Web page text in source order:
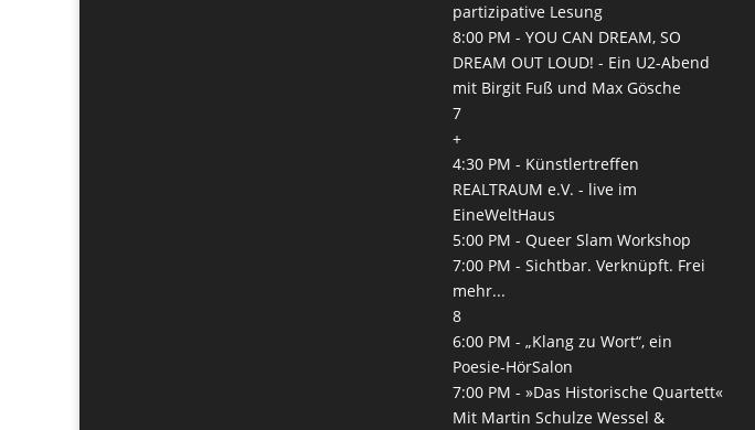
partizipative Lesung
8:00 PM -YOU CAN DREAM, SO
DREAM OUT LOUD! - Ein U2-Abend
mit Birgit Fuß und Max Gösche
7
+
4:30 PM - Künstlertreffen
REALTRAUM e.V. - live im
EineWeltHaus
5:00 PM -Queer Slam Workshop
7:00 PM -Sichtbar. Verknüpft. Frei
mehr...
8
6:00 PM -„Klang zu Wort“, ein
Poesie-HörSalon
7:00 PM -»Das Historische Quartett«
Mit Martin Schulze Wessel &